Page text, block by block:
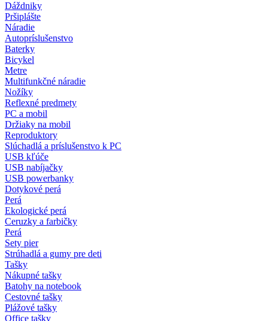
Dáždniky
Pršiplášte
Náradie
Autopríslušenstvo
Baterky
Bicykel
Metre
Multifunkčné náradie
Nožíky
Reflexné predmety
PC a mobil
Držiaky na mobil
Reproduktory
Slúchadlá a príslušenstvo k PC
USB kľúče
USB nabíjačky
USB powerbanky
Dotykové perá
Perá
Ekologické perá
Ceruzky a farbičky
Perá
Sety pier
Strúhadlá a gumy pre deti
Tašky
Nákupné tašky
Batohy na notebook
Cestovné tašky
Plážové tašky
Office tašky